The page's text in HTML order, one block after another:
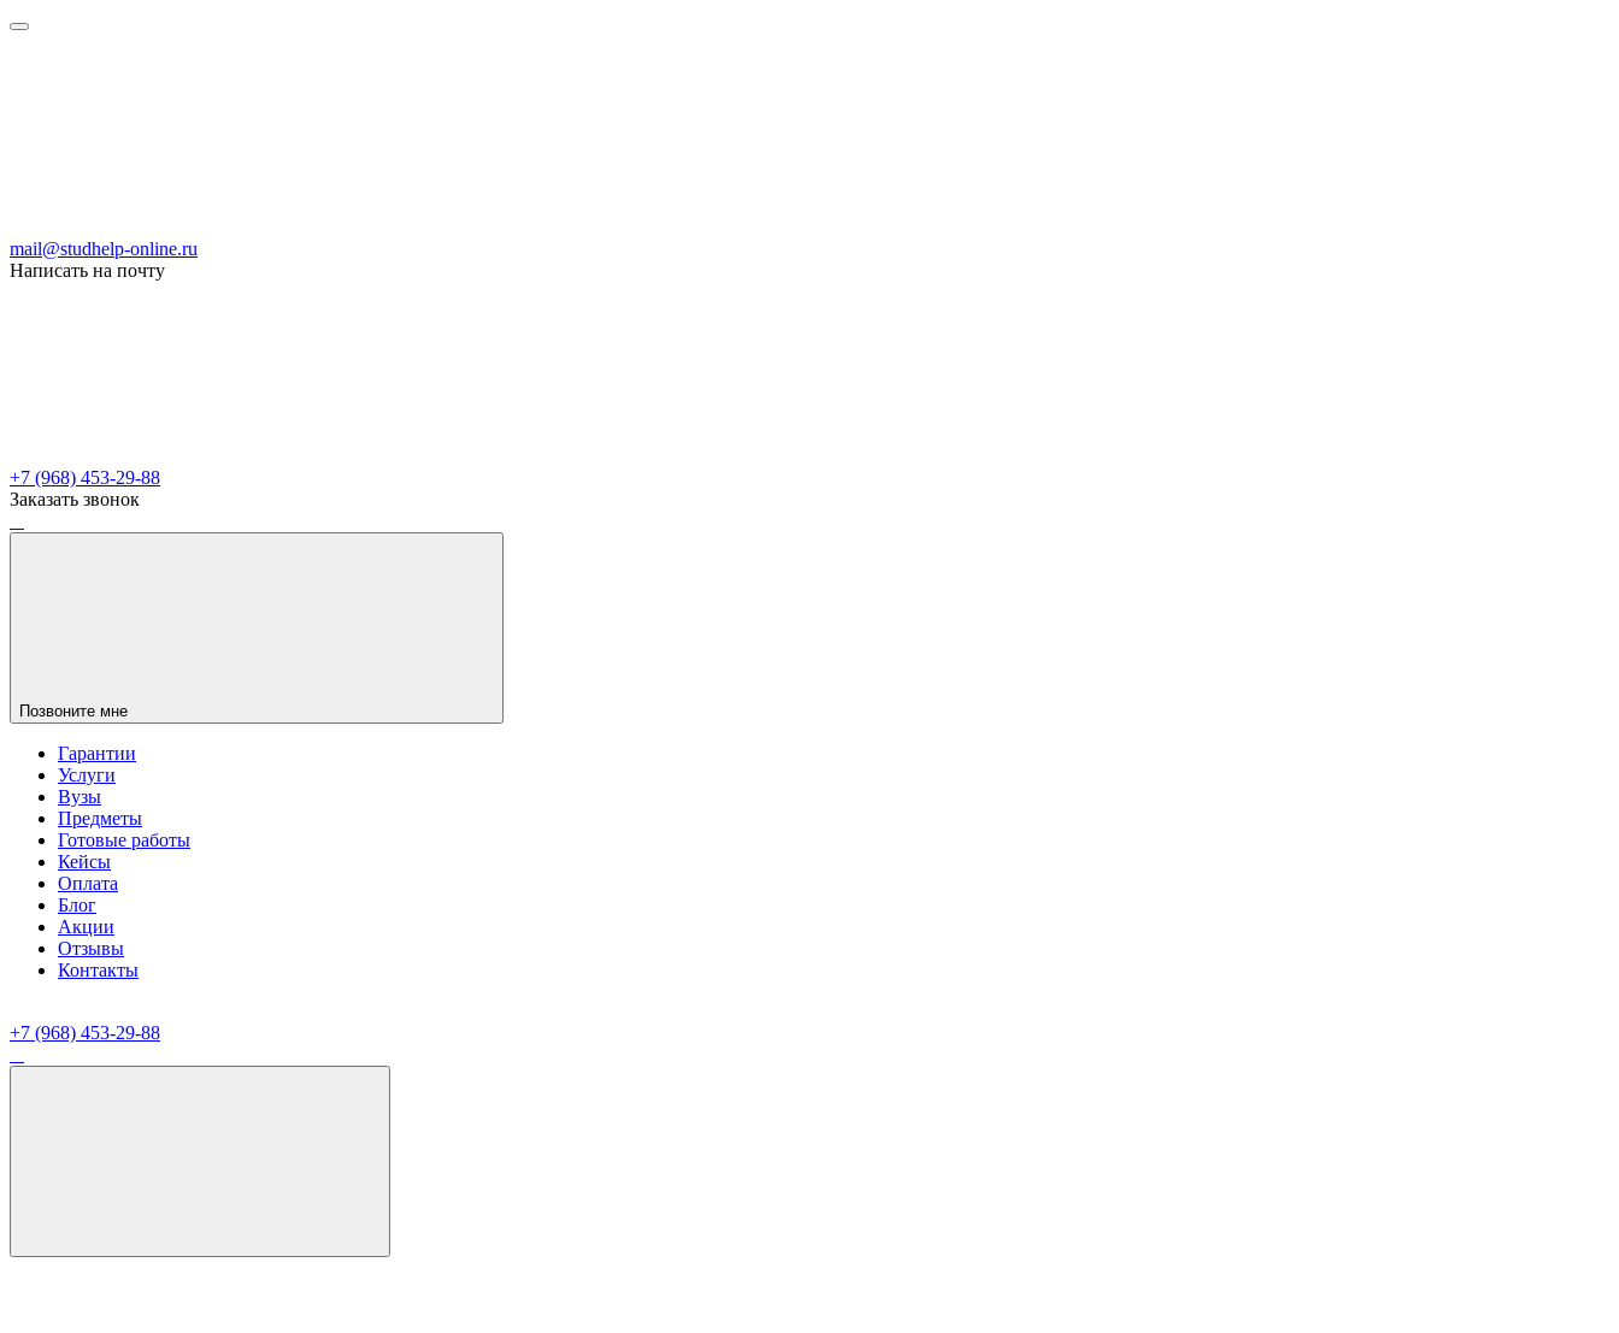
mail@studhelp-online.ru
Написать на почту
+7 (968) 453-29-88
Заказать звонок
Позвоните мне
Гарантии
Услуги
Вузы
Предметы
Готовые работы
Кейсы
Оплата
Блог
Акции
Отзывы
Контакты
+7 (968) 453-29-88